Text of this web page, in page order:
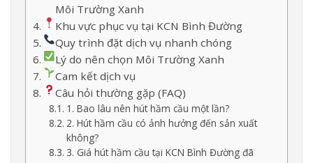
Môi Trường Xanh
Khu vực phục vụ tại KCN Bình Đường
Quy trình đặt dịch vụ nhanh chóng
Lý do nên chọn Môi Trường Xanh
Cam kết dịch vụ
Câu hỏi thường gặp (FAQ)
1. Bao lâu nên hút hầm cầu một lần?
2. Hút hầm cầu có ảnh hưởng đến sản xuất
không?
3. Giá hút hầm cầu tại KCN Bình Đường đã